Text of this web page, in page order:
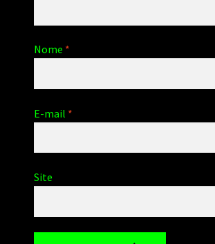
Nome *
E-mail *
Site